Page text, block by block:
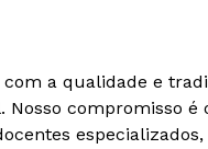
a qualidade e
compromisso é